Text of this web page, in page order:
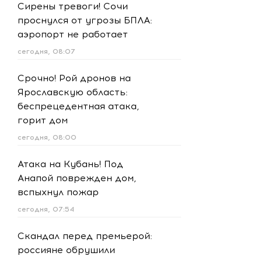
Сирены тревоги! Сочи
проснулся от угрозы БПЛА:
аэропорт не работает
сегодня, 08:07
Срочно! Рой дронов на
Ярославскую область:
беспрецедентная атака,
горит дом
сегодня, 08:00
Атака на Кубань! Под
Анапой поврежден дом,
вспыхнул пожар
сегодня, 07:54
Скандал перед премьерой:
россияне обрушили